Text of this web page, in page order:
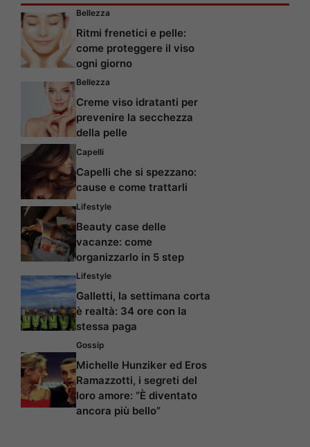
Bellezza
Ritmi frenetici e pelle:
come proteggere il viso
ogni giorno
Bellezza
Creme viso idratanti per
prevenire la secchezza
della pelle
Capelli
Capelli che si spezzano:
cause e come trattarli
Lifestyle
Beauty case delle
vacanze: come
organizzarlo in 5 step
Lifestyle
Galletti, la settimana corta
è realtà: 34 ore con la
stessa paga
Gossip
Michelle Hunziker ed Eros
Ramazzotti, i segreti del
loro amore: “È diventato
ancora più bello”